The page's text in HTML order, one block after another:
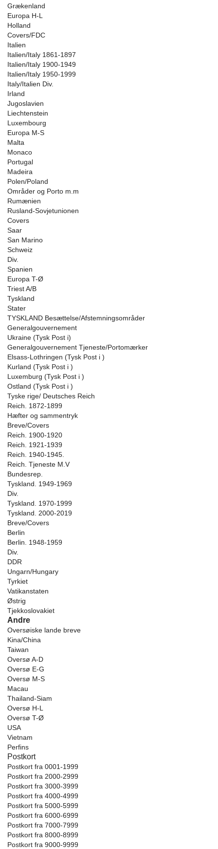
Grækenland
Europa H-L
Holland
Covers/FDC
Italien
Italien/Italy 1861-1897
Italien/Italy 1900-1949
Italien/Italy 1950-1999
Italy/Italien Div.
Irland
Jugoslavien
Liechtenstein
Luxembourg
Europa M-S
Malta
Monaco
Portugal
Madeira
Polen/Poland
Områder og Porto m.m
Rumænien
Rusland-Sovjetunionen
Covers
Saar
San Marino
Schweiz
Div.
Spanien
Europa T-Ø
Triest A/B
Tyskland
Stater
TYSKLAND Besættelse/Afstemningsområder
Generalgouvernement
Ukraine (Tysk Post i)
Generalgouvernement Tjeneste/Portomærker
Elsass-Lothringen (Tysk Post i )
Kurland (Tysk Post i )
Luxemburg (Tysk Post i )
Ostland (Tysk Post i )
Tyske rige/ Deutsches Reich
Reich. 1872-1899
Hæfter og sammentryk
Breve/Covers
Reich. 1900-1920
Reich. 1921-1939
Reich. 1940-1945.
Reich. Tjeneste M.V
Bundesrep.
Tyskland. 1949-1969
Div.
Tyskland. 1970-1999
Tyskland. 2000-2019
Breve/Covers
Berlin
Berlin. 1948-1959
Div.
DDR
Ungarn/Hungary
Tyrkiet
Vatikanstaten
Østrig
Tjekkoslovakiet
Andre
Oversøiske lande breve
Kina/China
Taiwan
Oversø A-D
Oversø E-G
Oversø M-S
Macau
Thailand-Siam
Oversø H-L
Oversø T-Ø
USA
Vietnam
Perfins
Postkort
Postkort fra 0001-1999
Postkort fra 2000-2999
Postkort fra 3000-3999
Postkort fra 4000-4999
Postkort fra 5000-5999
Postkort fra 6000-6999
Postkort fra 7000-7999
Postkort fra 8000-8999
Postkort fra 9000-9999